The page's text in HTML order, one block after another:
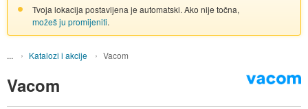
Tvoja lokacija postavljena je automatski. Ako nije točna,
možeš ju promijeniti.
Katalozi i akcije Vacom
Vacom